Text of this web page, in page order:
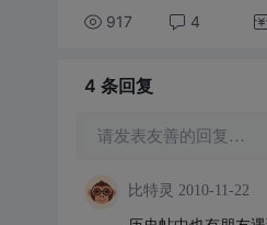
917 4
4 条回复
请发表友善的回复…
比特灵 2010-11-22